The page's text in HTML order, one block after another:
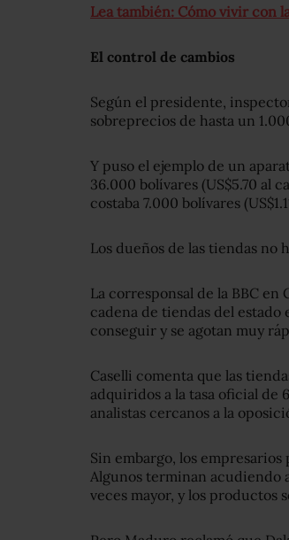
Lea también: Cómo vivir con
El control de cambios
Según el presidente,
sobreprecios de hasta un
Y puso el ejemplo de un
36.000 bolívares (US$5.70 al
costaba 7.000 bolívares
Los dueños de las tiendas no
La corresponsal de la BBC en
cadena de tiendas del
conseguir y se agotan muy
Caselli comenta que las
adquiridos a la tasa oficial de
analistas cercanos a la
Sin embargo, los
Algunos terminan acudiendo
veces mayor, y los productos